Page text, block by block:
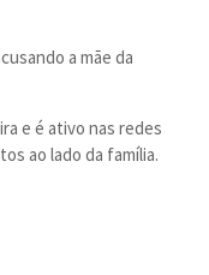
a mãe da
e é ativo nas redes
ao lado da família.